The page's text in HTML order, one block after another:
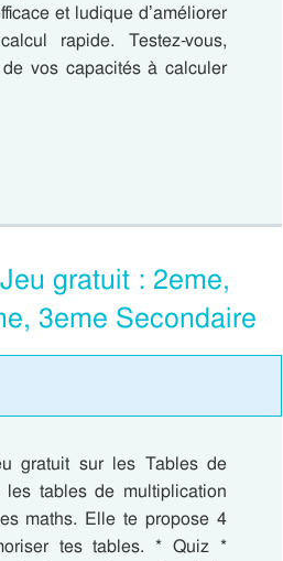
et ludique d’améliorer
rapide. Testez-vous,
vos capacités à calculer
gratuit : 2eme,
3eme Secondaire
gratuit sur les Tables de
les tables de multiplication
maths. Elle te propose 4
tes tables. * Quiz *